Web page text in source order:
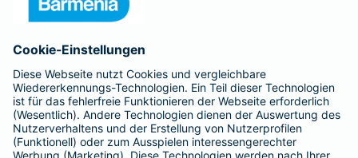
Barmenia ist Teil der BarmeniaGothaer
BELIEBTE SEITEN
Kranken-Zusatzversicherung
Tierversicherungen
Haftpflichtversicherung